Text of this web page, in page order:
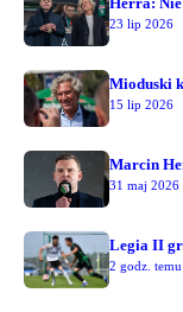
23 lip 2026
Mioduski
15 lip 2026
31 maj 2026
Legia II
2 godz. temu